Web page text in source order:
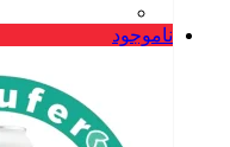
ناموجود